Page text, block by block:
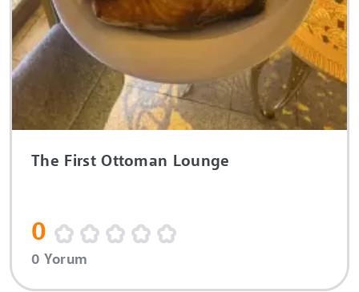
The First Ottoman Lounge
0
0 Yorum